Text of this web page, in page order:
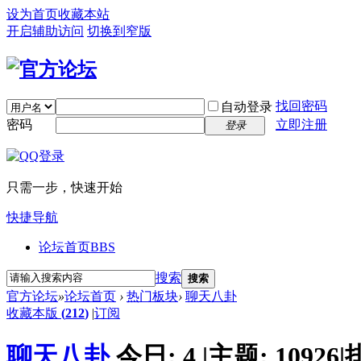
设为首页收藏本站
开启辅助访问 切换到窄版
自动登录 找回密码
密码
登录 立即注册
只需一步，快速开始
快捷导航
论坛首页BBS
搜索 搜索
官方论坛»论坛首页 › 热门板块› 聊天八卦
收藏本版 (212) |订阅